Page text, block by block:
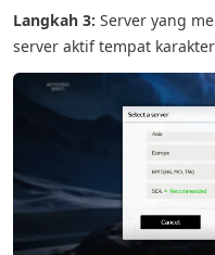
Langkah 3: Server yang
server aktif tempat